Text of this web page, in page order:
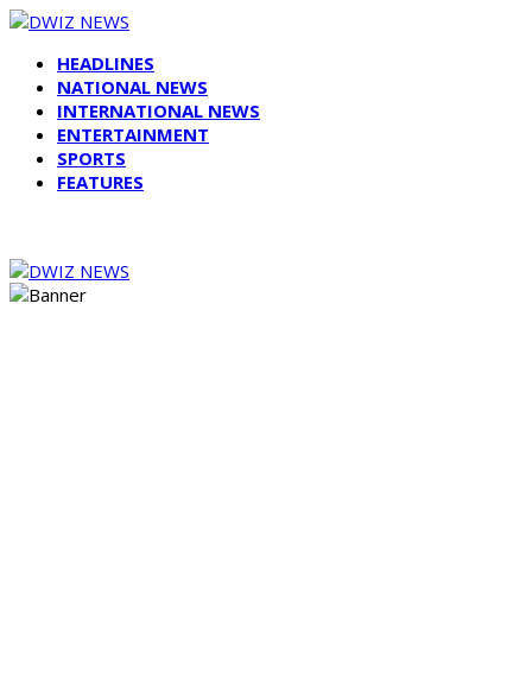
HEADLINES
NATIONAL NEWS
INTERNATIONAL NEWS
ENTERTAINMENT
SPORTS
FEATURES